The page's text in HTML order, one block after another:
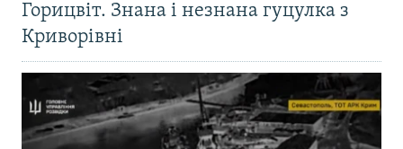
Горицвіт. Знана і незнана гуцулка з
Криворівні